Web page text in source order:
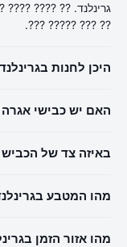
גרינלנד. ?? ????
?? ??? ????? ???.
היכן לחנות
האם יש כבישי אגרה
באיזה צד של הכביש
מהו המטבע
מהו אזור הזמן